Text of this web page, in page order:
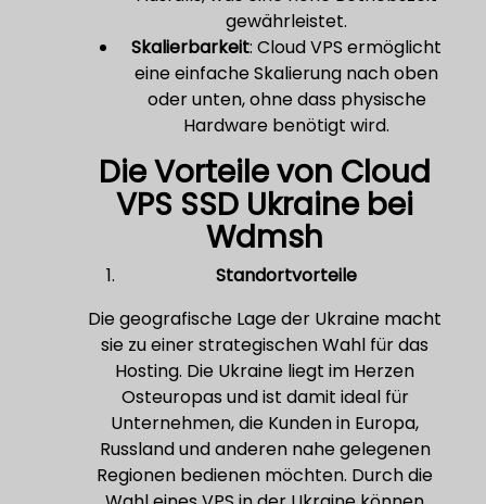
gewährleistet.
Skalierbarkeit: Cloud VPS ermöglicht
eine einfache Skalierung nach oben
oder unten, ohne dass physische
Hardware benötigt wird.
Die Vorteile von Cloud
VPS SSD Ukraine bei
Wdmsh
Standortvorteile
Die geografische Lage der Ukraine macht
sie zu einer strategischen Wahl für das
Hosting. Die Ukraine liegt im Herzen
Osteuropas und ist damit ideal für
Unternehmen, die Kunden in Europa,
Russland und anderen nahe gelegenen
Regionen bedienen möchten. Durch die